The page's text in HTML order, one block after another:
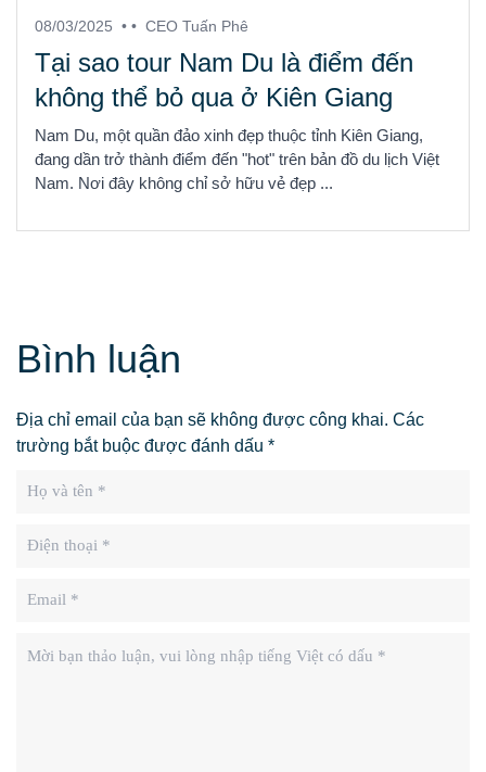
08/03/2025 • • CEO Tuấn Phê
Tại sao tour Nam Du là điểm đến
không thể bỏ qua ở Kiên Giang
Nam Du, một quần đảo xinh đẹp thuộc tỉnh Kiên Giang,
đang dần trở thành điểm đến "hot" trên bản đồ du lịch Việt
Nam. Nơi đây không chỉ sở hữu vẻ đẹp ...
Bình luận
Địa chỉ email của bạn sẽ không được công khai. Các
trường bắt buộc được đánh dấu *